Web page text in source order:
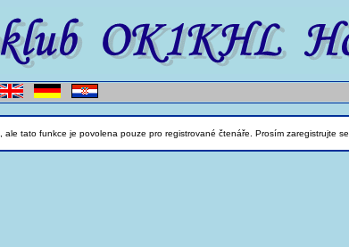
ale tato funkce je povolena pouze pro registrované čtenáře. Prosím zaregistrujte se.